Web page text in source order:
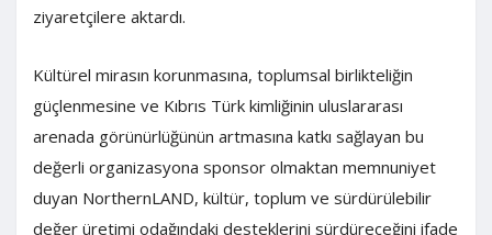
ziyaretçilere aktardı.
Kültürel mirasın korunmasına, toplumsal birlikteliğin
güçlenmesine ve Kıbrıs Türk kimliğinin uluslararası
arenada görünürlüğünün artmasına katkı sağlayan bu
değerli organizasyona sponsor olmaktan memnuniyet
duyan NorthernLAND, kültür, toplum ve sürdürülebilir
değer üretimi odağındaki desteklerini sürdüreceğini ifade